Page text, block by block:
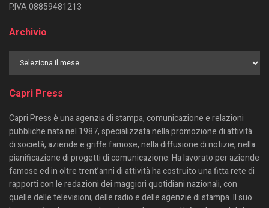
P.IVA 08859481213
Archivio
Capri Press
Capri Press è una agenzia di stampa, comunicazione e relazioni
pubbliche nata nel 1987, specializzata nella promozione di attività
di società, aziende e griffe famose, nella diffusione di notizie, nella
pianificazione di progetti di comunicazione. Ha lavorato per aziende
famose ed in oltre trent’anni di attività ha costruito una fitta rete di
rapporti con le redazioni dei maggiori quotidiani nazionali, con
quelle delle televisioni, delle radio e delle agenzie di stampa. Il suo